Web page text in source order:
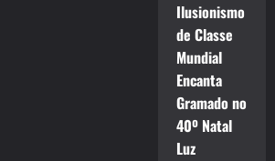
Ilusionismo
de Classe
Mundial
Encanta
Gramado no
40º Natal
Luz